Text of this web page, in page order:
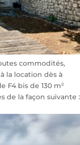
commodités,
la location dès à
F4 bis de 130 m²
de la façon suivante :